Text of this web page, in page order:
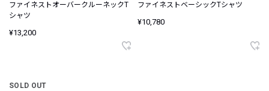
ファイネストオーバークルーネックT
シャツ
¥13,200
ファイネストベーシックTシャツ
¥10,780
SOLD OUT